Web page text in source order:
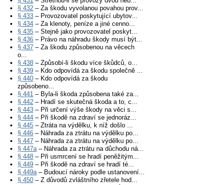
§ 432 – Za škodu vyvolanou povahou prov...
§ 433 – Provozovatel poskytující ubytov...
§ 434 – Za klenoty, peníze a jiné cenno...
§ 435 – Stejně jako provozovatel poskyt...
§ 436 – Právo na náhradu škody musí být...
§ 437 – Za škodu způsobenou na věcech
o...
§ 438 – Způsobí-li škodu více škůdců, o...
§ 439 – Kdo odpovídá za škodu společně ...
§ 440 – Kdo odpovídá za škodu
způsobeno...
§ 441 – Byla-li škoda způsobena také za...
§ 442 – Hradí se skutečná škoda a to, c...
§ 443 – Při určení výše škody na věci s...
§ 444 – Při škodě na zdraví se jednoráz...
§ 445 – Ztráta na výdělku, k níž došlo ...
§ 446 – Náhrada za ztrátu na výdělku po...
§ 447 – Náhrada za ztrátu na výdělku po...
§ 447a– Náhrada za ztrátu na důchodu ná...
§ 448 – Při usmrcení se hradí peněžitým...
§ 449 – Při škodě na zdraví se hradí té...
§ 449a– Budoucí nároky podle ustanovení...
§ 450 – Z důvodů zvláštního zřetele hod...